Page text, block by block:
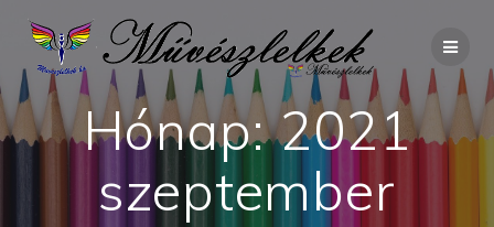
content
Hónap:2021
szeptember